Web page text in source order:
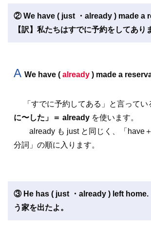
② We have ( just ・already ) made a
【訳】私たちはすでに予約をしてあり
A We have ( already ) made a
「すでに予約してある」と言ってい
に〜した」＝ already を使います。
already も just と同じく、「have
分詞」の順に入ります。
③ He has ( just ・already ) left
う家を出たよ。